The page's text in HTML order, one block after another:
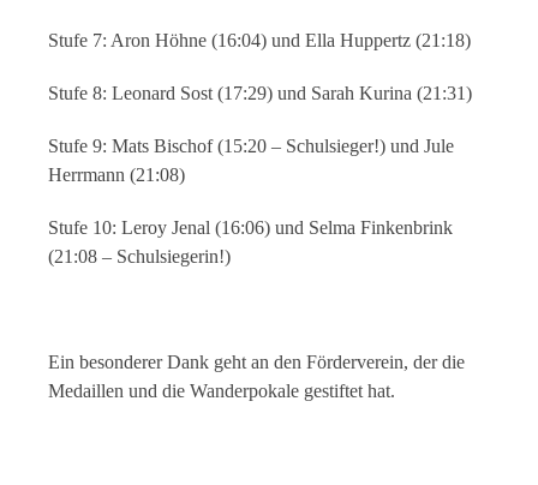
Stufe 7: Aron Höhne (16:04) und Ella Huppertz (21:18)
Stufe 8: Leonard Sost (17:29) und Sarah Kurina (21:31)
Stufe 9: Mats Bischof (15:20 – Schulsieger!) und Jule
Herrmann (21:08)
Stufe 10: Leroy Jenal (16:06) und Selma Finkenbrink
(21:08 – Schulsiegerin!)
Ein besonderer Dank geht an den Förderverein, der die
Medaillen und die Wanderpokale gestiftet hat.